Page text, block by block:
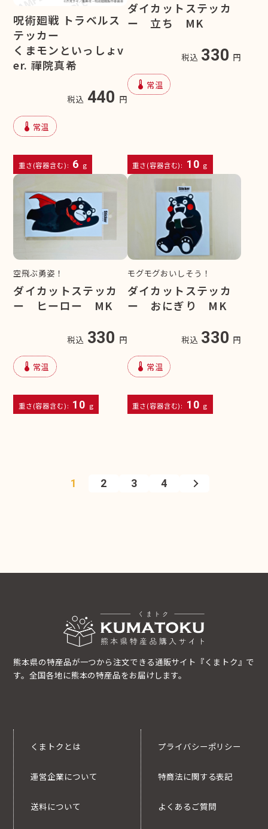
呪術廻戦 トラベルス
テッカー
くまモンといっしょv
er. 禪院真希
税込 440 円
device_thermostat 常温
重さ(容器含む): 6 g
ダイカットステッカ
ー 立ち MK
税込 330 円
device_thermostat 常温
重さ(容器含む): 10 g
空飛ぶ勇姿！
ダイカットステッカ
ー ヒーロー MK
税込 330 円
device_thermostat 常温
重さ(容器含む): 10 g
モグモグおいしそう！
ダイカットステッカ
ー おにぎり MK
税込 330 円
device_thermostat 常温
重さ(容器含む): 10 g
1 2 3 4
熊本県の特産品が一つから注文できる通販サイト『くまトク』で
す。全国各地に熊本の特産品をお届けします。
くまトクとは
運営企業について
送料について
プライバシーポリシー
特商法に関する表記
よくあるご質問